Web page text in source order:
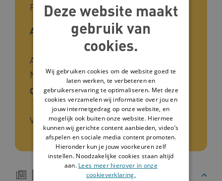
Praktijk
Auteur
Annelies Kuyper, Marijke Lammers,
Nynke Heeringa
Ontwikkelaar
Vilans
Beschrijving
Deze website maakt
gebruik van
cookies.
Wij gebruiken cookies om de website goed te
laten werken, te verbeteren en
gebruikerservaring te optimaliseren. Met deze
cookies verzamelen wij informatie over jou en
jouw internetgedrag op onze website, en
mogelijk ook buiten onze website. Hiermee
kunnen wij gerichte content aanbieden, video’s
afspelen en sociale media content promoten.
Hieronder kun je jouw voorkeuren zelf
instellen. Noodzakelijke cookies staan altijd
aan. Lees meer hierover in onze
cookieverklaring.